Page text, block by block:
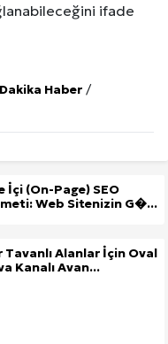
ifade
Haber /
İçi (On-Page) SEO
Web Sitenizin G�...
Tavanlı Alanlar İçin Oval
Kanalı Avan...